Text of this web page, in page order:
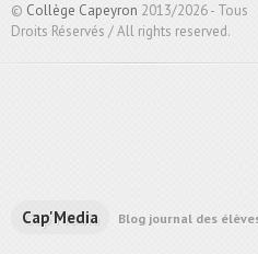
© Collège Capeyron 2013/2026 - Tous
Droits Réservés / All rights reserved.
Cap'Media Blog journal des